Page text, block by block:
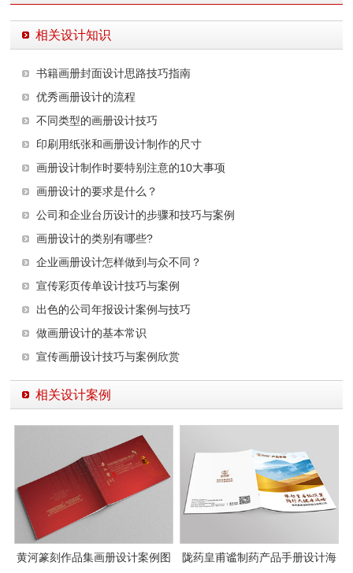
相关设计知识
书籍画册封面设计思路技巧指南
优秀画册设计的流程
不同类型的画册设计技巧
印刷用纸张和画册设计制作的尺寸
画册设计制作时要特别注意的10大事项
画册设计的要求是什么？
公司和企业台历设计的步骤和技巧与案例
画册设计的类别有哪些?
企业画册设计怎样做到与众不同？
宣传彩页传单设计技巧与案例
出色的公司年报设计案例与技巧
做画册设计的基本常识
宣传画册设计技巧与案例欣赏
相关设计案例
黄河篆刻作品集画册设计案例图
陇药皇甫谧制药产品手册设计海